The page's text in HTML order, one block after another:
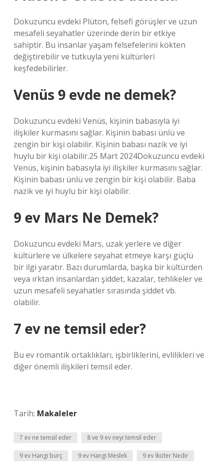
Dokuzuncu evdeki Plüton, felsefi görüşler ve uzun
mesafeli seyahatler üzerinde derin bir etkiye
sahiptir. Bu insanlar yaşam felsefelerini kökten
değiştirebilir ve tutkuyla yeni kültürleri
keşfedebilirler.
Venüs 9 evde ne demek?
Dokuzuncu evdeki Venüs, kişinin babasıyla iyi
ilişkiler kurmasını sağlar. Kişinin babası ünlü ve
zengin bir kişi olabilir. Kişinin babası nazik ve iyi
huylu bir kişi olabilir.25 Mart 2024Dokuzuncu evdeki
Venüs, kişinin babasıyla iyi ilişkiler kurmasını sağlar.
Kişinin babası ünlü ve zengin bir kişi olabilir. Baba
nazik ve iyi huylu bir kişi olabilir.
9 ev Mars Ne Demek?
Dokuzuncu evdeki Mars, uzak yerlere ve diğer
kültürlere ve ülkelere seyahat etmeye karşı güçlü
bir ilgi yaratır. Bazı durumlarda, başka bir kültürden
veya ırktan insanlardan şiddet, kazalar, tehlikeler ve
uzun mesafeli seyahatler sırasında şiddet vb.
olabilir.
7 ev ne temsil eder?
Bu ev romantik ortaklıkları, işbirliklerini, evlilikleri ve
diğer önemli ilişkileri temsil eder.
Tarih: Makaleler
7 ev ne temsil eder 8 ve 9 ev neyi temsil eder
9 ev Hangi burç 9 ev Hangi Meslek 9 ev İkizler Nedir